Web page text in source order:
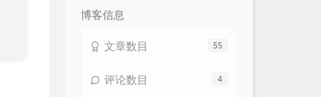
博客信息
55
文章数目
4
评论数目